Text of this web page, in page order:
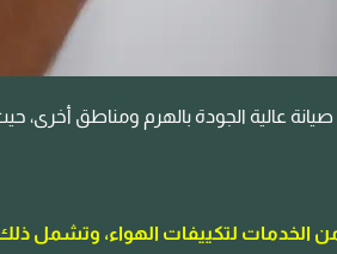
عالية الجودة بالهرم ومناطق أخرى،
الخدمات لتكييفات الهواء، وتشمل